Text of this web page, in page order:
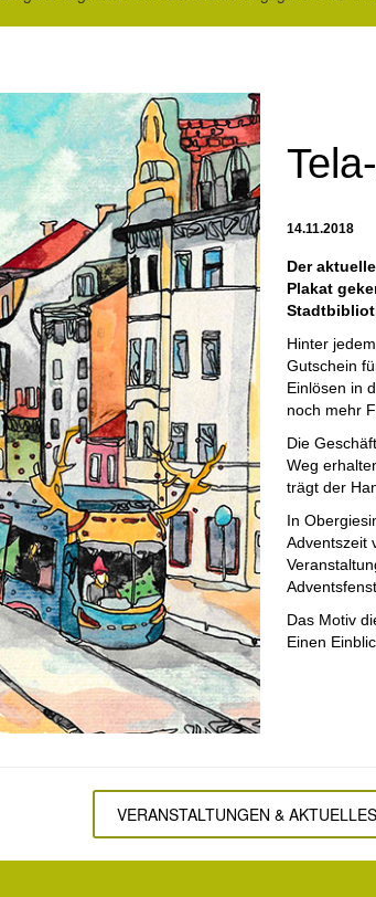
14.11.2018
Der
Plakat
Hinter
Gutschein
Ein­lösen­ in
noch mehr
Die
Weg
trägt der
In
Adventszeit
Das Motiv
Einen
VERANSTALTUNGEN & AKTUELLES